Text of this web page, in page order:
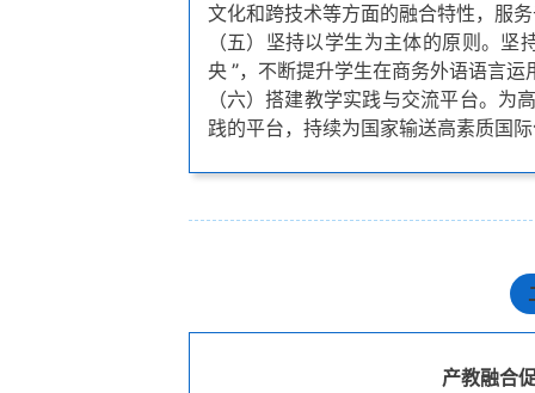
文化和跨技术等方面的融合特性，服
（五）坚持以学生为主体的原则。
央 ”，不断提升学生在商务外语语言
（六）搭建教学实践与交流平台。
践的平台，持续为国家输送高素质国
产教融合